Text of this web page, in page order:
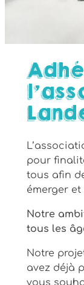
pour
tous afin
émerger et
Notre
tous les
Notre
avez déjà
vous